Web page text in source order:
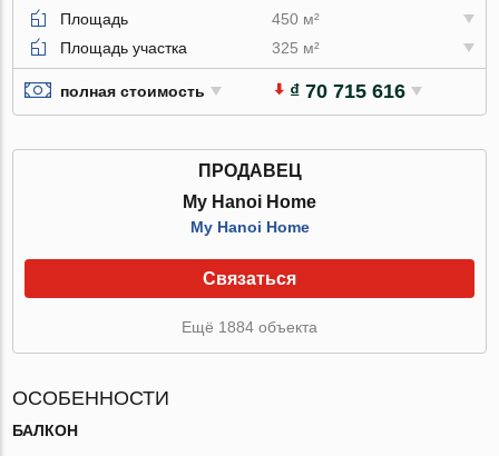
Площадь
450 м²
Площадь участка
325 м²
полная стоимость ₫ 70 715 616
ПРОДАВЕЦ
My Hanoi Home
My Hanoi Home
Связаться
Ещё 1884 объекта
ОСОБЕННОСТИ
БАЛКОН